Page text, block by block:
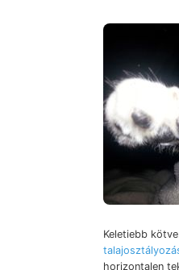
Keletiebb
horizontalen